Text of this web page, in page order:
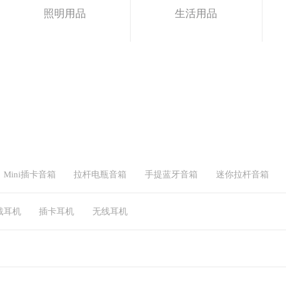
照明用品 生活用品
Mini插卡音箱 拉杆电瓶音箱 手提蓝牙音箱 迷你拉杆音箱
耳机 插卡耳机 无线耳机